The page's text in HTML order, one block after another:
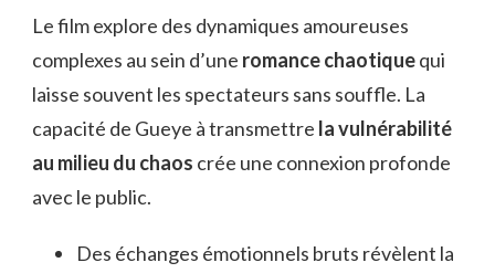
Le film explore des dynamiques amoureuses
complexes au sein d’une romance chaotiquequi
laisse souvent les spectateurs sans souffle. La
capacité de Gueye à transmettre la vulnérabilité
au milieu du chaos crée une connexion profonde
avec le public.
Des échanges émotionnels bruts révèlent la